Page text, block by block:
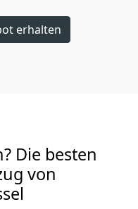
erhalten
Die besten
von